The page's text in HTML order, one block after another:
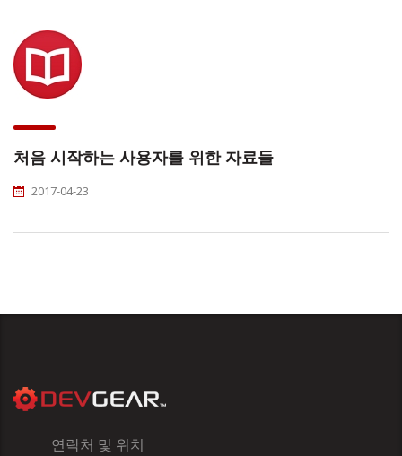
처음 시작하는 사용자를 위한 자료들
2017-04-23
연락처 및 위치